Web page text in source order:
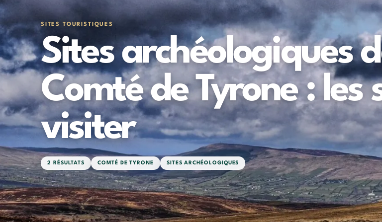
SITES TOURISTIQUES
Sites archéologiques
Comté de Tyrone : les
visiter
2 RÉSULTATS COMTÉ DE TYRONE SITES ARCHÉOLOGIQUES